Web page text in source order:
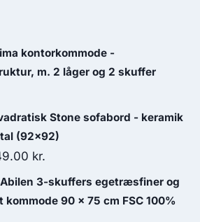
kontorkommode -
m. 2 låger og 2 skuffer
Stone sofabord - keramik
(92x92)
kr.
Abilen 3-skuffers egetræsfiner og
kommode 90 x 75 cm FSC 100%